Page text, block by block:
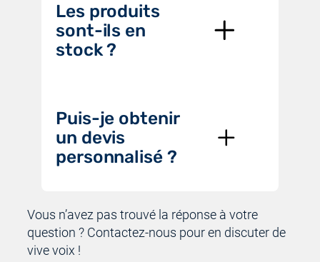
Les produits
sont-ils en
stock ?
Puis-je obtenir
un devis
personnalisé ?
Vous n’avez pas trouvé la réponse à votre
question ? Contactez-nous pour en discuter de
vive voix !